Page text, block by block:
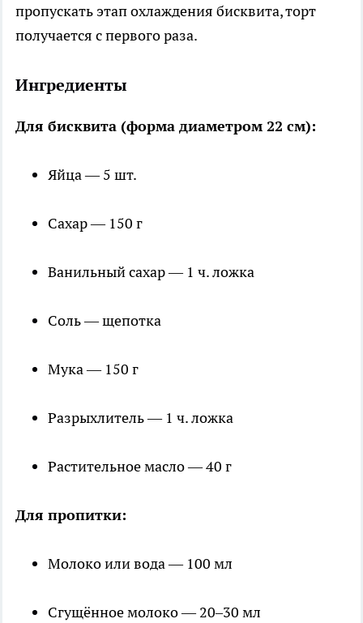
пропускать этап охлаждения бисквита, торт
получается с первого раза.
Ингредиенты
Для бисквита (форма диаметром 22 см):
Яйца — 5 шт.
Сахар — 150 г
Ванильный сахар — 1 ч. ложка
Соль — щепотка
Мука — 150 г
Разрыхлитель — 1 ч. ложка
Растительное масло — 40 г
Для пропитки:
Молоко или вода — 100 мл
Сгущённое молоко — 20–30 мл